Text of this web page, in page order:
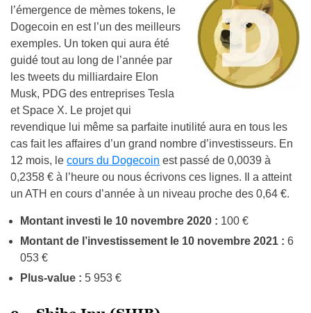
l’émergence de mèmes tokens, le
Dogecoin en est l’un des meilleurs
exemples. Un token qui aura été
guidé tout au long de l’année par
les tweets du milliardaire Elon
Musk, PDG des entreprises Tesla
et Space X. Le projet qui
revendique lui même sa parfaite inutilité aura en tous les
cas fait les affaires d’un grand nombre d’investisseurs. En
12 mois, le cours du Dogecoin est passé de 0,0039 à
0,2358 € à l’heure ou nous écrivons ces lignes. Il a atteint
un ATH en cours d’année à un niveau proche des 0,64 €.
Montant investi le 10 novembre 2020 : 100 €
Montant de l’investissement le 10 novembre 2021 : 6
053 €
Plus-value : 5 953 €